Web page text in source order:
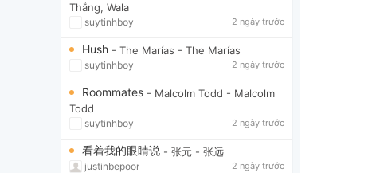
Thắng, Wala
suytinhboy 2 ngày trước
Hush - The Marías - The Marías
suytinhboy 2 ngày trước
Roommates - Malcolm Todd - Malcolm
Todd
suytinhboy 2 ngày trước
看着我的眼睛说 - 张元 - 张远
justinbepoor 2 ngày trước